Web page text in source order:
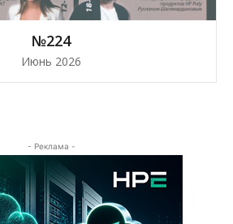
№224
Июнь 2026
- Реклама -